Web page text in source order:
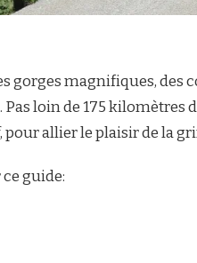
gorges magnifiques, des
loin de 175 kilomètres
allier le plaisir de la
guide: